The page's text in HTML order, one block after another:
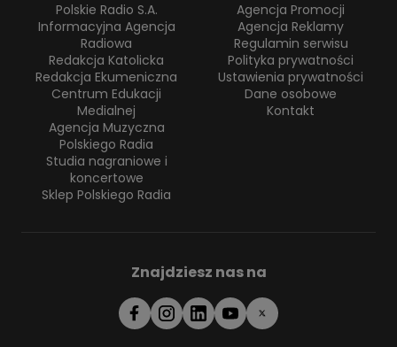
Polskie Radio S.A.
Informacyjna Agencja
Radiowa
Redakcja Katolicka
Redakcja Ekumeniczna
Centrum Edukacji
Medialnej
Agencja Muzyczna
Polskiego Radia
Studia nagraniowe i
koncertowe
Sklep Polskiego Radia
Agencja Promocji
Agencja Reklamy
Regulamin serwisu
Polityka prywatności
Ustawienia prywatności
Dane osobowe
Kontakt
Znajdziesz nas na